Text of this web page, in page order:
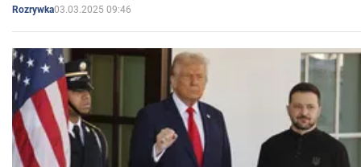
Rozrywka03.03.2025 09:46